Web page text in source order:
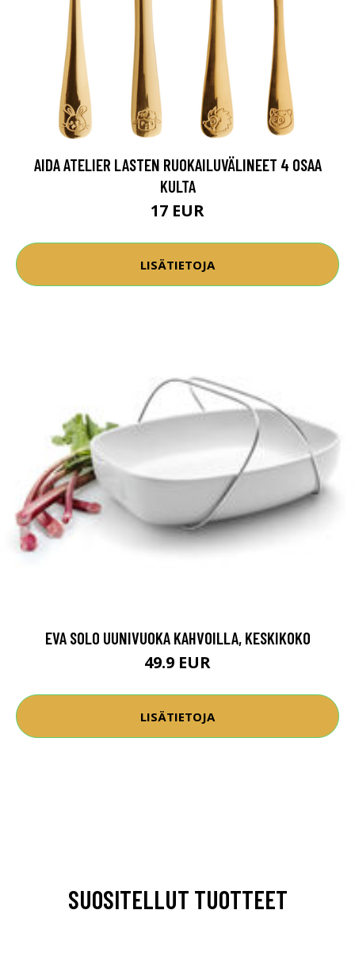
AIDA ATELIER LASTEN RUOKAILUVÄLINEET 4 OSAA
KULTA
17 EUR
LISÄTIETOJA
EVA SOLO UUNIVUOKA KAHVOILLA, KESKIKOKO
49.9 EUR
LISÄTIETOJA
SUOSITELLUT TUOTTEET